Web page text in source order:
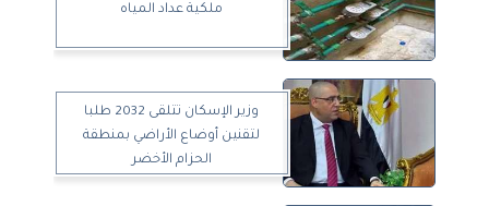
ملكية عداد المياه
وزير الإسكان تتلقى 2032 طلبا
لتقنين أوضاع الأراضي بمنطقة
الحزام الأخضر